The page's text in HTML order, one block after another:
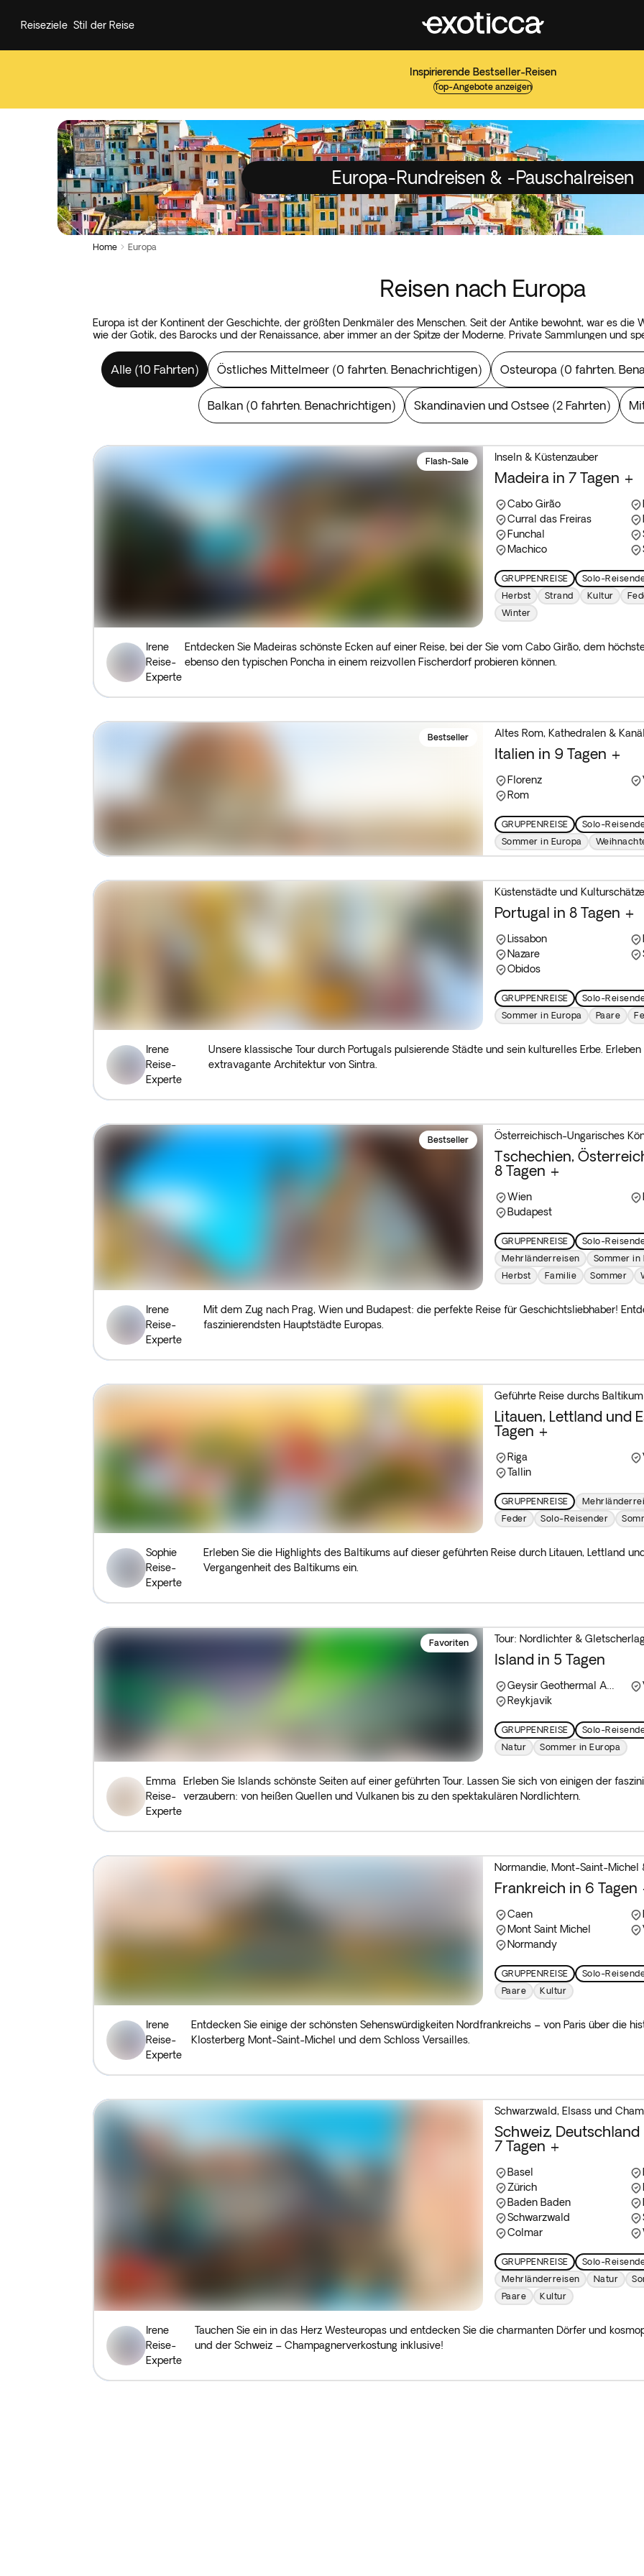
Inspirierende Bestseller-Reisen
Top-Angebote anzeigen
Reiseziele Stil der Reise
Europa-Rundreisen & -Pauschalreisen
Home  Europa
Reisen nach Europa
Europa ist der Kontinent der Geschichte, der größten Denkmäler des Menschen. Seit der Antike bewohnt, war es die
wie der Gotik, des Barocks und der Renaissance, aber immer an der Spitze der Moderne. Private Sammlungen und
Republik errichtet wurden. Im Gegensatz dazu haben wir die Straßen und Plätze von Italien, Kroatien und
von Kunst umgeben sind. Europa ist eine bunte Landschaft, lebendig mit mediterraner Vitalität und Emotionen, die
Landschaft im Norden entdecken kann. Europa begnügt sich nicht damit, Schätze zu präsentieren. Hier werden die
Alle (10 Fahrten) Östliches Mittelmeer (0 fahrten. Benachrichtigen) Osteuropa (0 fahrten.
Balkan (0 fahrten. Benachrichtigen) Skandinavien und Ostsee (2 Fahrten)
Flash-Sale Inseln & Küstenzauber
Madeira in 7 Tagen +
Cabo Girão
Curral das Freiras
Funchal
Machico
GRUPPENREISE
Solo-
Herbst
Strand Kultur
Winter
Irene
Reise-
Experte
Entdecken Sie Madeiras schönste Ecken auf einer Reise, bei der Sie vom Cabo Girão, dem
ebenso den typischen Poncha in einem reizvollen Fischerdorf probieren können.
Bestseller Altes Rom, Kathedralen &
Italien in 9 Tagen +
Florenz
Rom
GRUPPENREISE
Solo-
Sommer in Europa
Küstenstädte und Kulturschätze
Portugal in 8 Tagen +
Lissabon
Nazare
Obidos
GRUPPENREISE
Solo-
Sommer in Europa
Paare
Irene
Reise-
Experte
Unsere klassische Tour durch Portugals pulsierende Städte und sein kulturelles Erbe. Erleben
extravagante Architektur von Sintra.
Bestseller Österreichisch-Ungarisches
Tschechien,
8 Tagen +
Wien
Budapest
GRUPPENREISE
Solo-
Mehrländerreisen
Sommer in
Herbst
Familie Sommer
Irene
Reise-
Experte
Mit dem Zug nach Prag, Wien und Budapest: die perfekte Reise für Geschichtsliebhaber!
faszinierendsten Hauptstädte Europas.
Geführte Reise durchs Baltikum
Litauen, Lettland und
Tagen +
Riga
Tallin
GRUPPENREISE
Feder
Solo-Reisender
Sophie
Reise-
Experte
Erleben Sie die Highlights des Baltikums auf dieser geführten Reise durch Litauen, Lettland
Vergangenheit des Baltikums ein.
Favoriten Tour: Nordlichter &
Island in 5 Tagen
Geysir Geothermal Area
Reykjavik
GRUPPENREISE
Solo-
Natur
Sommer in Europa
Emma
Reise-
Experte
Erleben Sie Islands schönste Seiten auf einer geführten Tour. Lassen Sie sich von einigen der
verzaubern: von heißen Quellen und Vulkanen bis zu den spektakulären Nordlichtern.
Normandie, Mont-Saint-Michel
Frankreich in 6 Tagen
Caen
Mont Saint Michel
Normandy
GRUPPENREISE
Solo-
Paare
Kultur
Irene
Reise-
Experte
Entdecken Sie einige der schönsten Sehenswürdigkeiten Nordfrankreichs – von Paris über die
Klosterberg Mont-Saint-Michel und dem Schloss Versailles.
Schwarzwald, Elsass und
Schweiz,
7 Tagen +
Basel
Zürich
Baden Baden
Schwarzwald
Colmar
GRUPPENREISE
Solo-
Mehrländerreisen
Natur
Paare
Kultur
Irene
Reise-
Experte
Tauchen Sie ein in das Herz Westeuropas und entdecken Sie die charmanten Dörfer und
und der Schweiz – Champagnerverkostung inklusive!